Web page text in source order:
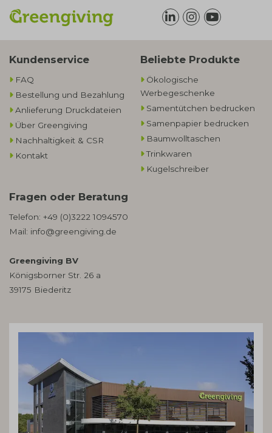
Kundenservice
FAQ
Bestellung und Bezahlung
Anlieferung Druckdateien
Über Greengiving
Nachhaltigkeit & CSR
Kontakt
Beliebte Produkte
Ökologische
Werbegeschenke​
Samentütchen bedrucken
Samenpapier bedrucken
Baumwolltaschen​
Trinkwaren
Kugelschreiber
Fragen oder Beratung
Telefon: +49 (0)3222 1094570
Mail: info@greengiving.de
Greengiving BV
Königsborner Str. 26 a
39175 Biederitz